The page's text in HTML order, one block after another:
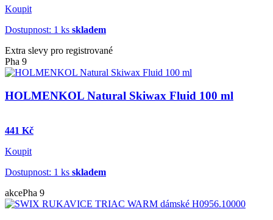
Koupit
Dostupnost: 1 ks skladem
Extra slevy pro registrované
Pha 9
HOLMENKOL Natural Skiwax Fluid 100 ml
441 Kč
Koupit
Dostupnost: 1 ks skladem
akcePha 9